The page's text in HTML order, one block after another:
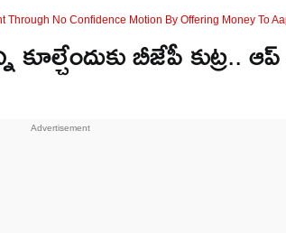
Through No Confidence Motion By Offering Money To
కూల్చేందుకు బీజేపీ కుట్ర..